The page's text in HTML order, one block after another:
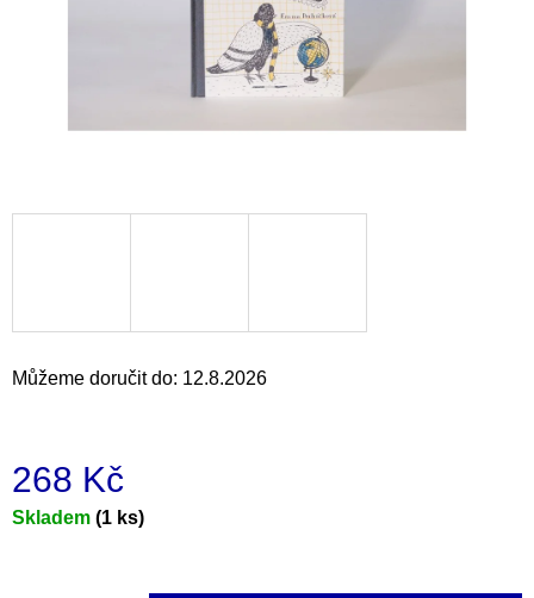
Můžeme doručit do: 12.8.2026
268 Kč
Měrná
Skladem (1 ks)
D
r
u
č